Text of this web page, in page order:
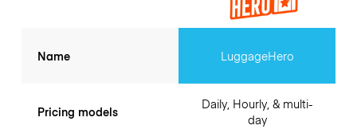
Name
Pricing models
LuggageHero
Daily, Hourly, & multi-
day